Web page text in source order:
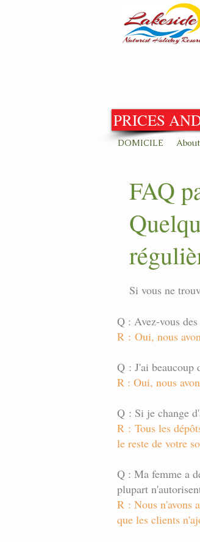
PRICES
DOMICILE About
FAQ
Si vous ne
Q : Avez-vous
R : Oui, nous
Q : J'ai beaucoup
R : Oui, nous
Q : Si je change
R : Tous les
le reste de votre
Q : Ma femme a
plupart
R : Nous n'avons
que les clients